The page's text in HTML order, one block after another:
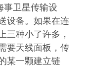
卫星传输设
设备。如果在连
三种小了许多，
要天线面板，传
某一颗建立链